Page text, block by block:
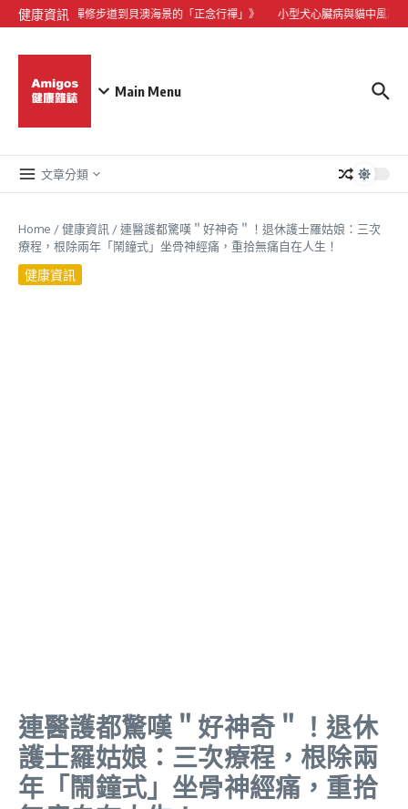
Skip to content
健康資訊
：從昂坪禪修步道到貝澳海景的「正念行禪」》 小型犬心臟病與貓中風高發
Main Menu
文章分類
Home /健康資訊 /連醫護都驚嘆＂好神奇＂！退休護士羅姑娘：三次
療程，根除兩年「鬧鐘式」坐骨神經痛，重拾無痛自在人生！
健康資訊
連醫護都驚嘆＂好神奇＂！退休
護士羅姑娘：三次療程，根除兩
年「鬧鐘式」坐骨神經痛，重拾